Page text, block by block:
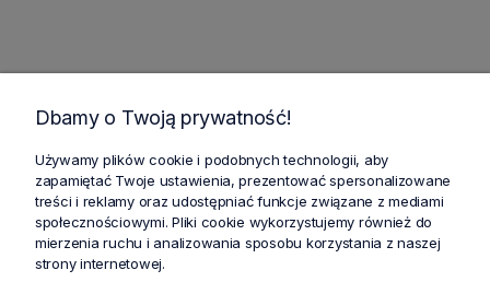
Tabela rozmiarów
Cechy produktu
Dbamy o Twoją prywatność!
Używamy plików cookie i podobnych technologii, aby
zapamiętać Twoje ustawienia, prezentować spersonalizowane
treści i reklamy oraz udostępniać funkcje związane z mediami
społecznościowymi. Pliki cookie wykorzystujemy również do
mierzenia ruchu i analizowania sposobu korzystania z naszej
strony internetowej.